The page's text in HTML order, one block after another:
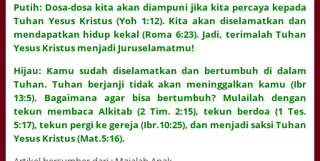
Putih: Dosa-dosa kita akan diampuni jika kita percaya kepada
Tuhan Yesus Kristus (Yoh 1:12). Kita akan diselamatkan dan
mendapatkan hidup kekal (Roma 6:23). Jadi, terimalah Tuhan
Yesus Kristus menjadi Juruselamatmu!
Hijau: Kamu sudah diselamatkan dan bertumbuh di dalam
Tuhan. Tuhan berjanji tidak akan meninggalkan kamu (Ibr
13:5). Bagaimana agar bisa bertumbuh? Mulailah dengan
tekun membaca Alkitab (2 Tim. 2:15), tekun berdoa (1 Tes.
5:17), tekun pergi ke gereja (Ibr.10:25), dan menjadi saksi Tuhan
Yesus Kristus (Mat.5:16).